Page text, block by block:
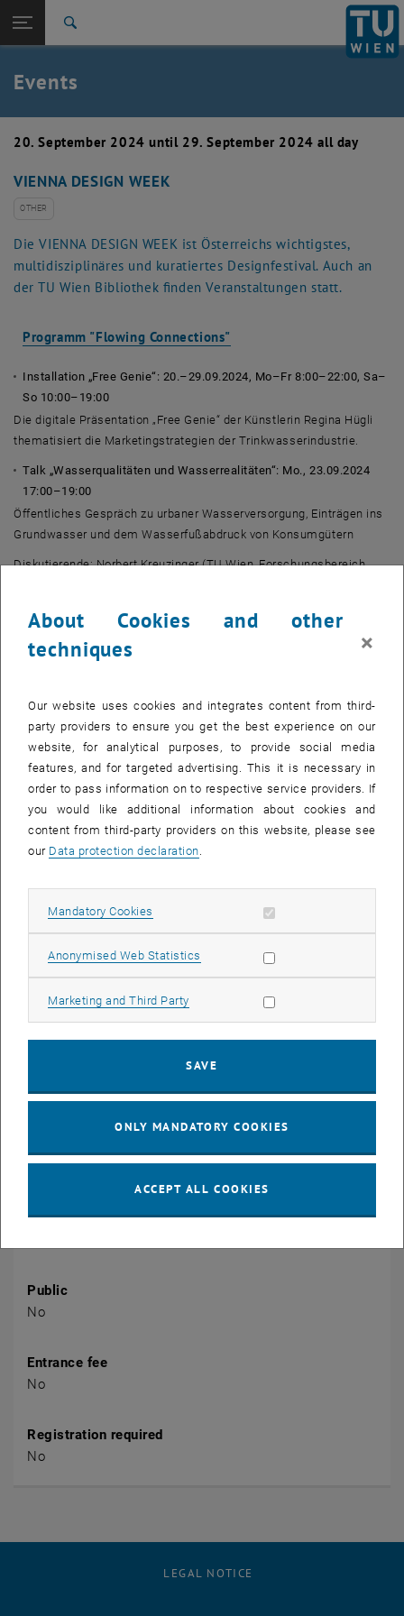
TU Login
Quicklinks
Toggle quicklinks menu
Studies
Career
Back to:
Events
Create event
Events
20. September 2024 until 29. September 2024 all day
VIENNA DESIGN WEEK
OTHER
Die VIENNA DESIGN WEEK ist Österreichs wichtigstes,
multidisziplinäres und kuratiertes Designfestival. Auch an
der TU Wien Bibliothek finden Veranstaltungen statt.
Programm "Flowing Connections"
Installation „Free Genie“: 20.–29.09.2024, Mo–Fr 8:00–22:00, Sa–
So 10:00–19:00
Die digitale Präsentation „ Free Genie“ der Künstlerin Regina Hügli
thematisiert die Marketingstrategien der Trinkwasserindustrie.
Talk „Wasserqualitäten und Wasserrealitäten“: Mo., 23.09.2024
17:00–19:00
Öffentliches Gespräch zu urbaner Wasserversorgung, Einträgen ins
Grundwasser und dem Wasserfußabdruck von Konsumgütern
Diskutierende: Norbert Kreuzinger (TU Wien, Forschungsbereich
angefragt), Regina Hügli (One Body of Water),
Künstler_innenkollektiv
FREE GENIE
" von Regina Hügli und informeller Ausklang mit Wein
SHARING WATER, Vienna Edition: Do., 26.09.2024 17:00–21:00
Das Wissens- und Diskussionsspiel zu Wasser und Klimawandel im
urbanen Raum wurde entwickelt vonOne Body of Waterund
Designbüro Elisabeth Kopf.
auf spielerische Weise mehr über Wien, Wasser und den
19:00: Pause und Verkostung von Wasser und Wein mit Snacks
SHARING WATER "Vienna Edition"
Event location
TU Wien Bibliothek, Data Visualisation Space
Resselgasse 4
Organiser
Public
No
Entrance fee
No
Registration required
No
LEGAL NOTICE
About Cookies and other
techniques
×
Our website uses cookies and integrates content from third-
party providers to ensure you get the best experience on our
website, for analytical purposes, to provide social media
features, and for targeted advertising. This it is necessary in
order to pass information on to respective service providers. If
you would like additional information about cookies and
content from third-party providers on this website, please see
our Data protection declaration.
Mandatory Cookies Allow mandatory cookies
Anonymised Web Statistics Allow statistic cookies
Marketing and Third Party Allow marketing cookies
SAVE
ONLY MANDATORY COOKIES
ACCEPT ALL COOKIES